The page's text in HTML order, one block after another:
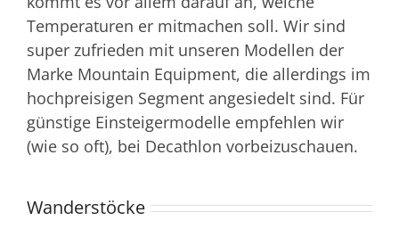
Temperaturen er mitmachen soll. Wir sind
super zufrieden mit unseren Modellen der
Marke Mountain Equipment, die allerdings im
hochpreisigen Segment angesiedelt sind. Für
günstige Einsteigermodelle empfehlen wir
(wie so oft), bei Decathlon vorbeizuschauen.
Wanderstöcke